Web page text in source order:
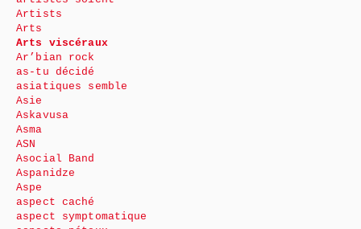
Artists
Arts
Arts viscéraux
Ar’bian rock
as-tu décidé
asiatiques semble
Asie
Askavusa
Asma
ASN
Asocial Band
Aspanidze
Aspe
aspect caché
aspect symptomatique